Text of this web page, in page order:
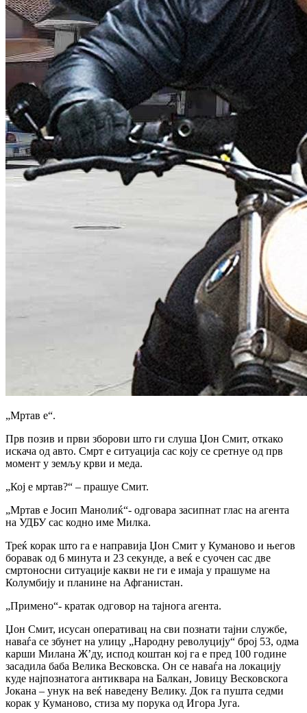
„Мртав е“.
Прв позив и први зборови што ги слуша Џон Смит, откако
искача од авто. Смрт е ситуација сас коју се сретнуе од прв
момент у земљу крви и меда.
„Кој е мртав?“ – прашуе Смит.
„Мртав е Јосип Манолиќ“- одговара засипнат глас на агента
на УДБУ сас кодно име Милка.
Треќ корак што га е направија Џон Смит у Куманово и његов
боравак од 6 минута и 23 секунде, а веќ е суочен сас две
смртоносни ситуације какви не ги е имаја у прашуме на
Колумбију и планине на Афганистан.
„Примено“- кратак одговор на тајнога агента.
Џон Смит, исусан оперативац на сви познати тајни службе,
наваѓа се збунет на улицу „Народну револуцију“ број 53, одма
карши Милана Ж’ду, испод коштан кој га е пред 100 године
засадила баба Велика Весковска. Он се наваѓа на локацију
куде најпознатога антиквара на Балкан, Јовицу Весковскога
Јокана – унук на веќ наведену Велику. Док га пушта седми
корак у Куманово, стиза му порука од Игора Југа.